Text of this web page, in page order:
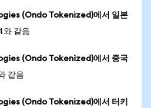
(Ondo Tokenized)에서 일본
와 같음
(Ondo Tokenized)에서 중국
같음
(Ondo Tokenized)에서 터키